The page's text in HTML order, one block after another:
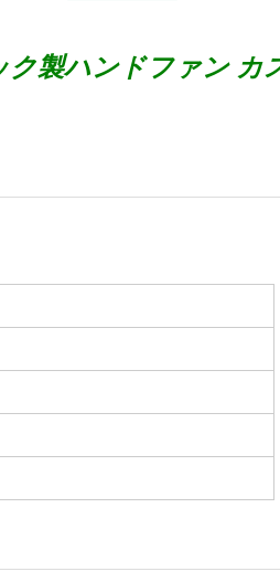
製ハンドファン